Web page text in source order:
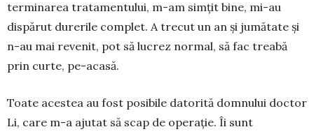
terminarea tratamen­tului, m-am simțit bine, mi-au
dispărut durerile complet. A trecut un an și jumă­tate și
n-au mai revenit, pot să lucrez nor­mal, să fac treabă
prin curte, pe-acasă.
Toate acestea au fost posibile datorită dom­nului doctor
Li, care m-a ajutat să scap de ope­rație. Îi sunt